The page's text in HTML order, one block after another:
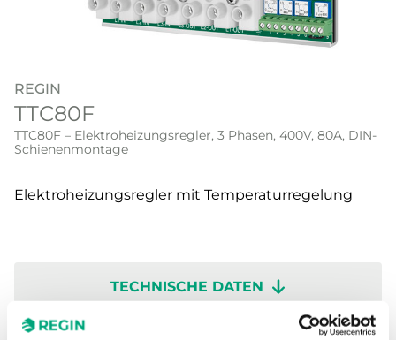
REGIN
TTC80F
TTC80F – Elektroheizungsregler, 3 Phasen, 400V, 80A, DIN-
Schienenmontage
Elektroheizungsregler mit Temperaturregelung
TECHNISCHE DATEN